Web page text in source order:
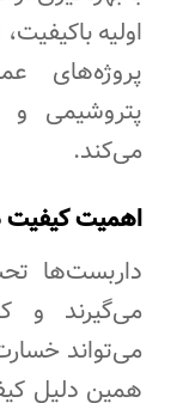
اولیه
پروژه‌های
پتروشیمی
می‌کند.
اهمیت کیفیت
داربست‌ها
می‌گیرند و
می‌تواند
همین دلیل